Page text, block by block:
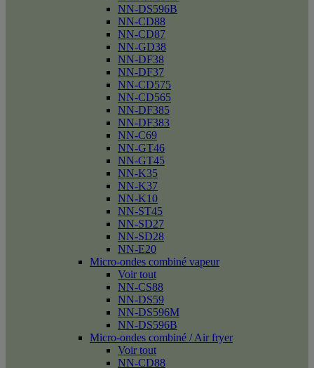
NN-DS596B
NN-CD88
NN-CD87
NN-GD38
NN-DF38
NN-DF37
NN-CD575
NN-CD565
NN-DF385
NN-DF383
NN-C69
NN-GT46
NN-GT45
NN-K35
NN-K37
NN-K10
NN-ST45
NN-SD27
NN-SD28
NN-E20
Micro-ondes combiné vapeur
Voir tout
NN-CS88
NN-DS59
NN-DS596M
NN-DS596B
Micro-ondes combiné / Air fryer
Voir tout
NN-CD88